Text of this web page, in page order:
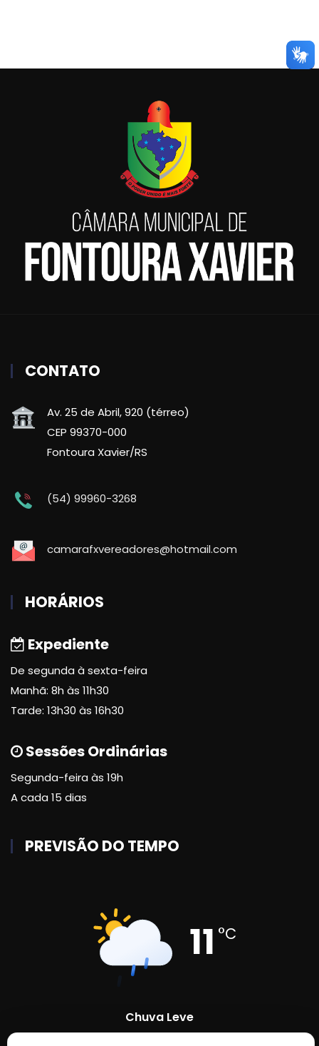
CONTATO
Av. 25 de Abril, 920 (térreo)
CEP 99370-000
Fontoura Xavier/RS
(54) 99960-3268
camarafxvereadores@hotmail.com
HORÁRIOS
Expediente
De segunda à sexta-feira
Manhã: 8h às 11h30
Tarde: 13h30 às 16h30
Sessões Ordinárias
Segunda-feira às 19h
A cada 15 dias
PREVISÃO DO TEMPO
11 °C
Chuva Leve